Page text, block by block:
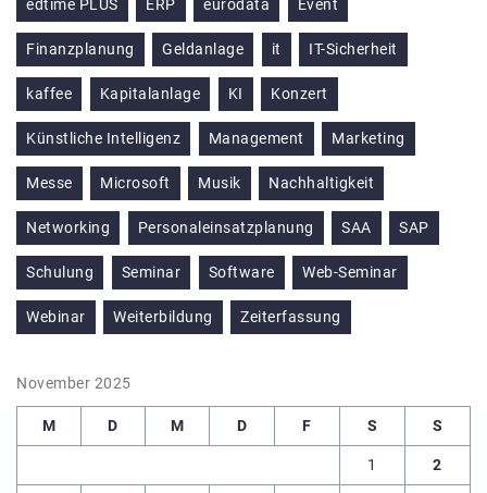
edtime PLUS ERP eurodata Event
Finanzplanung Geldanlage it IT-Sicherheit
kaffee Kapitalanlage KI Konzert
Künstliche Intelligenz Management Marketing
Messe Microsoft Musik Nachhaltigkeit
Networking Personaleinsatzplanung SAA SAP
Schulung Seminar Software Web-Seminar
Webinar Weiterbildung Zeiterfassung
November 2025
M D M D F S S
1 2